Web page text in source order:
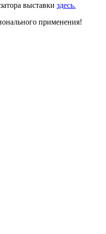
выставки здесь.
применения!